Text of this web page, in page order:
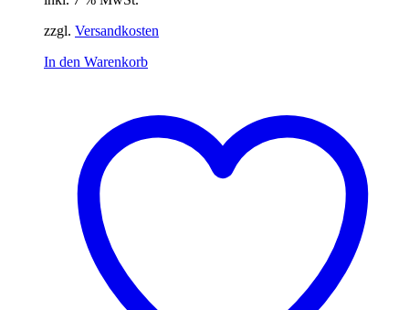
zzgl. Versandkosten
In den Warenkorb